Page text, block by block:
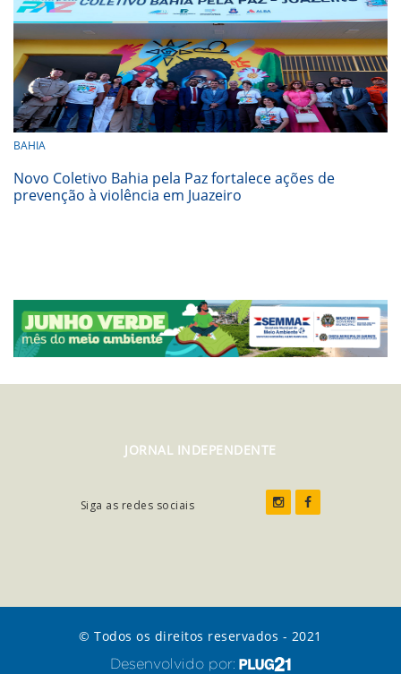
BAHIA
Novo Coletivo Bahia pela Paz fortalece ações de
prevenção à violência em Juazeiro
JORNAL INDEPENDENTE
Siga as redes sociais
© Todos os direitos reservados - 2021